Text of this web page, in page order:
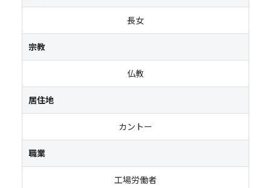
長女
宗教
仏教
居住地
カントー
職業
工場労働者